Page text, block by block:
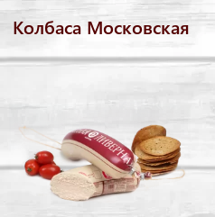
Колбаса Московская